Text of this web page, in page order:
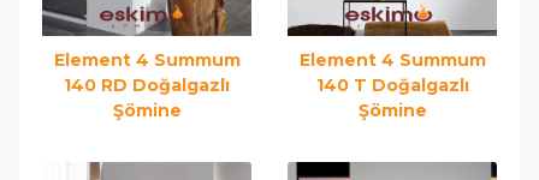
Element 4 Summum
140 RD Doğalgazlı
Şömine
Element 4 Summum
140 T Doğalgazlı
Şömine